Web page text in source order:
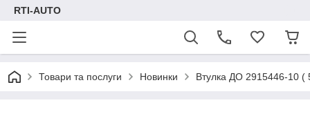
RTI-AUTO
Товари та послуги Новинки Втулка ДО 2915446-10 (